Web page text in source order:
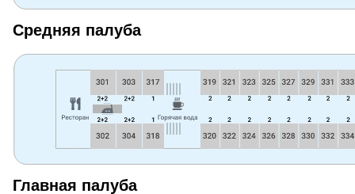
Средняя палуба
Главная палуба